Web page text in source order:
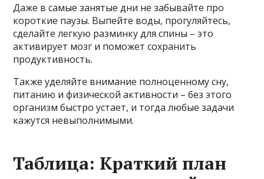
Даже в самые занятые дни не забывайте про
короткие паузы. Выпейте воды, прогуляйтесь,
сделайте легкую разминку для спины – это
активирует мозг и поможет сохранить
продуктивность.
Также уделяйте внимание полноценному сну,
питанию и физической активности – без этого
организм быстро устает, и тогда любые задачи
кажутся невыполнимыми.
Таблица: Краткий план